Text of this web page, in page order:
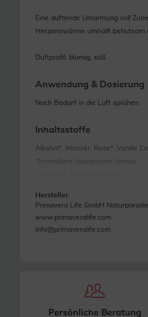
Eine duftende Umarmung voll
Herzenswärme umhüllt behutsam
Duftprofil: blumig, süß
Anwendung & Dosierung
Nach Bedarf in die Luft sprühen.
Inhaltsstoffe
Alkohol*, Wasser, Rose*, Vanille
*kontrolliert biologischer Anbau
Hersteller:
Primavera Life GmbH
www.primaveralife.com
info@primaveralife.com
Persönliche Beratung